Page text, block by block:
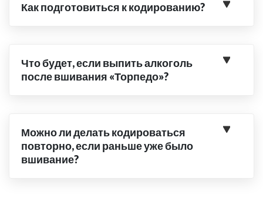
Как подготовиться к кодированию?
Что будет, если выпить алкоголь
после вшивания «Торпедо»?
Можно ли делать кодироваться
повторно, если раньше уже было
вшивание?